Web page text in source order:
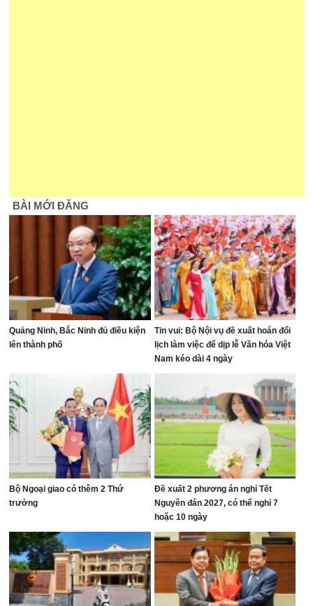
BÀI MỚI ĐĂNG
Quảng Ninh, Bắc Ninh đủ điều kiện
lên thành phố
Tin vui: Bộ Nội vụ đề xuất hoán đổi
lịch làm việc để dịp lễ Văn hóa Việt
Nam kéo dài 4 ngày
Bộ Ngoại giao có thêm 2 Thứ
trưởng
Đề xuất 2 phương án nghỉ Tết
Nguyên đán 2027, có thể nghỉ 7
hoặc 10 ngày